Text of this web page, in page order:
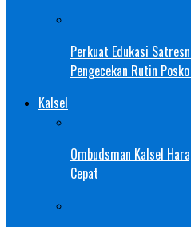
Perkuat Edukasi
Pengecekan Rutin
Kalsel
Ombudsman Kalsel
Cepat